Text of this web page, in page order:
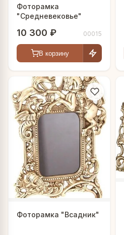
Фоторамка
"Средневековье"
10 300 ₽ 00015
В корзину
Фоторамка "Всадник"